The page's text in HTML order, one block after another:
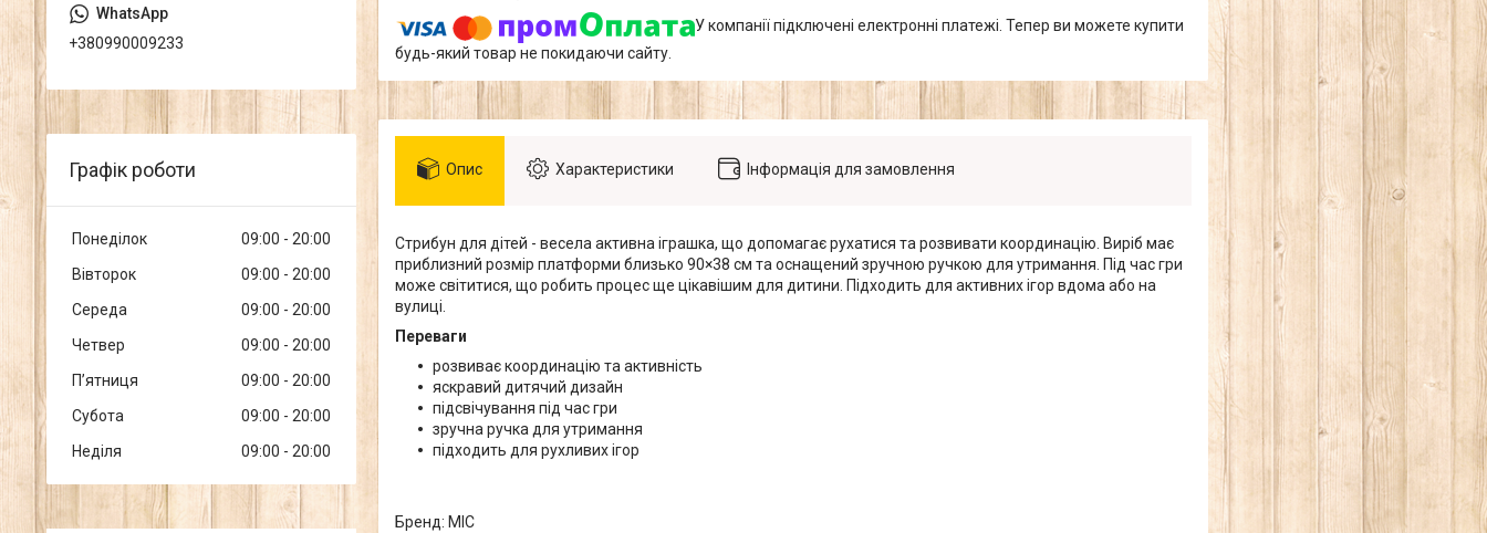
У компанії підключені електронні платежі. Тепер ви можете купити
будь-який товар не покидаючи сайту.
Опис Характеристики Інформація для замовлення
Стрибун для дітей - весела активна іграшка, що допомагає рухатися та розвивати координацію. Виріб має
приблизний розмір платформи близько 90×38 см та оснащений зручною ручкою для утримання. Під час гри
може світитися, що робить процес ще цікавішим для дитини. Підходить для активних ігор вдома або на
вулиці.
Переваги
розвиває координацію та активність
яскравий дитячий дизайн
підсвічування під час гри
зручна ручка для утримання
підходить для рухливих ігор
Бренд: MIC
+380990009233
Графік роботи
Понеділок 09:00
20:00
Вівторок
09:00
20:00
Середа
09:00
20:00
Четвер
09:00
20:00
Пʼятниця
09:00
20:00
Субота
09:00
20:00
Неділя
09:00 20:00